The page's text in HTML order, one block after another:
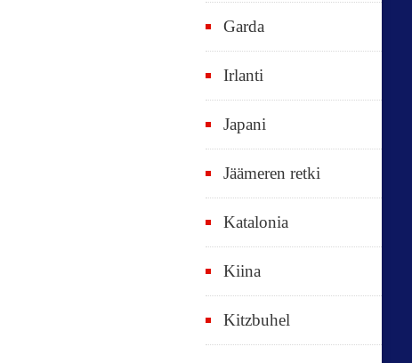
Garda
Irlanti
Japani
Jäämeren retki
Katalonia
Kiina
Kitzbuhel